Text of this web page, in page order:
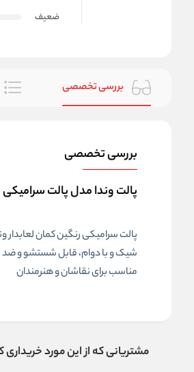
ضعیف
بررسی تخصصی
بررسی تخصصی
پالت وندا مدل پالت سرامیکی
پالت سرامیکی رنگین کمان لعابدار وندا، دارای
شیک و با دوام، قابل شستشو و
مناسب برای نقاشان و هنرمندان
مشتریانی که از این مورد خریداری